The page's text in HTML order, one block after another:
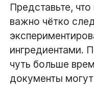
Представьте,
важно чётко
ингредиентами.
чуть больше
документы